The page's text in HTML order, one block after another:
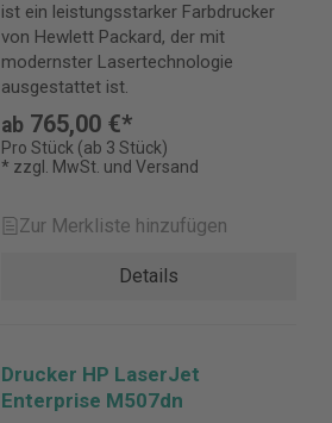
ist ein leistungsstarker Farbdrucker
von Hewlett Packard, der mit
modernster Lasertechnologie
ausgestattet ist.
ab 765,00 €*
Pro Stück (ab 3 Stück)
* zzgl. MwSt. und Versand
Zur Merkliste hinzufügen
Details
Drucker HP LaserJet
Enterprise M507dn